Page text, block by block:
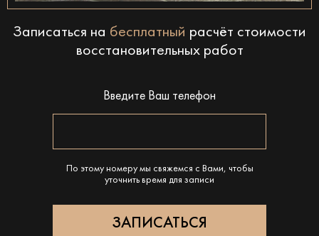
Записаться на бесплатный расчёт стоимости
восстановительных работ
Введите Ваш телефон
По этому номеру мы свяжемся с Вами, чтобы
уточнить время для записи